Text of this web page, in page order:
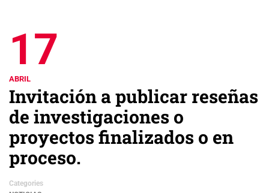
17
ABRIL
Invitación a publicar reseñas
de investigaciones o
proyectos finalizados o en
proceso.
Categories